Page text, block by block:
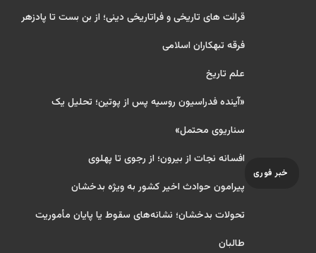
خبر فوری
قرائت های تاریخی و فراتاریخی دینی؛ از بن بست تا پادزهر
فرقه تبهکاران اسلامی
علم تاریخ
«آینده فدراسیون روسیه پس از پوتین؛ تحلیل یک
سناریوی محتمل»
افسانه نجات از بیرون؛ از رجوی تا پهلوی
پیرامون حوادث اخیر کشور به ویژه بدخشان
تحولات بدخشان؛ نشانه‌های سقوط یا پایان مأموریت
طالبان